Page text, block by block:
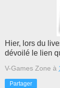
Hier, lors du
dévoilé le lien
V-Games Zone à
Partager